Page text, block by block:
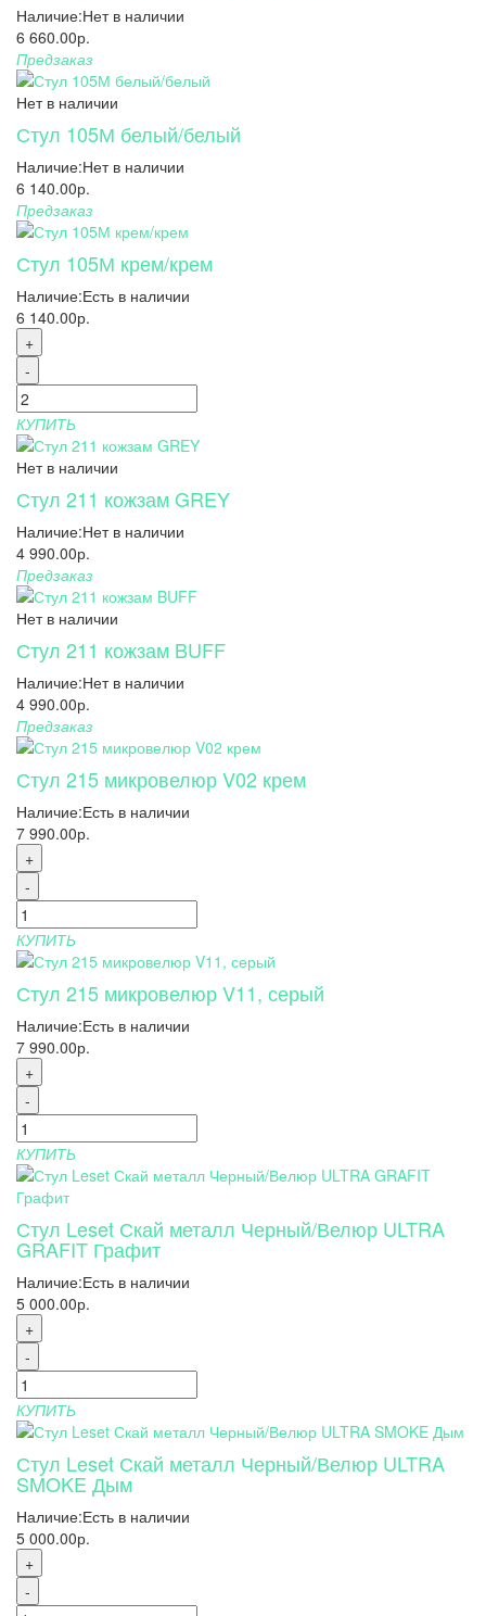
Наличие:Нет в наличии
6 660.00р.
Предзаказ
Нет в наличии
Стул 105М белый/белый
Наличие:Нет в наличии
6 140.00р.
Предзаказ
Стул 105М крем/крем
Наличие:Есть в наличии
6 140.00р.
+
-
КУПИТЬ
Нет в наличии
Стул 211 кожзам GREY
Наличие:Нет в наличии
4 990.00р.
Предзаказ
Нет в наличии
Стул 211 кожзам BUFF
Наличие:Нет в наличии
4 990.00р.
Предзаказ
Стул 215 микровелюр V02 крем
Наличие:Есть в наличии
7 990.00р.
+
-
КУПИТЬ
Стул 215 микровелюр V11, серый
Наличие:Есть в наличии
7 990.00р.
+
-
КУПИТЬ
Стул Leset Скай металл Черный/Велюр ULTRA
GRAFIT Графит
Наличие:Есть в наличии
5 000.00р.
+
-
КУПИТЬ
Стул Leset Скай металл Черный/Велюр ULTRA
SMOKE Дым
Наличие:Есть в наличии
5 000.00р.
+
-